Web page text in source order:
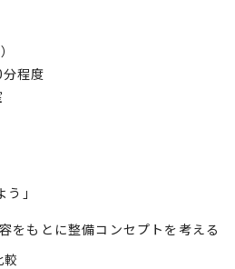
程度
」
をもとに整備コンセプトを考える